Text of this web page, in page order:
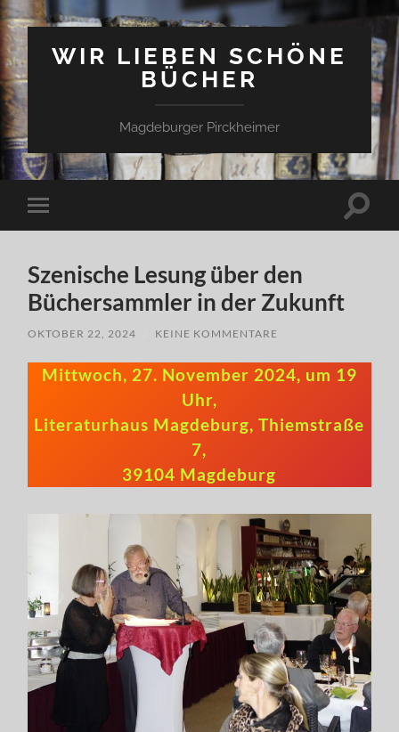
WIR LIEBEN SCHÖNE
BÜCHER
Magdeburger Pirckheimer
Mobile-
Menü
Szenische Lesung über den
Büchersammler in der Zukunft
OKTOBER 22, 2024 KEINE KOMMENTARE
Mittwoch, 27. November 2024, um 19
Uhr,
Literaturhaus Magdeburg, Thiemstraße
7,
39104 Magdeburg